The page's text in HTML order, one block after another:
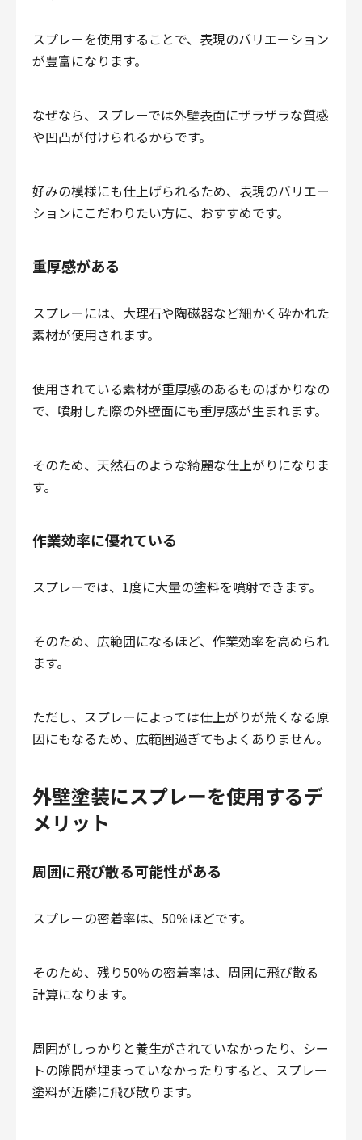
スプレーを使用することで、表現のバリエーション
が豊富になります。
なぜなら、スプレーでは外壁表面にザラザラな質感
や凹凸が付けられるからです。
好みの模様にも仕上げられるため、表現のバリエー
ションにこだわりたい方に、おすすめです。
重厚感がある
スプレーには、大理石や陶磁器など細かく砕かれた
素材が使用されます。
使用されている素材が重厚感のあるものばかりなの
で、噴射した際の外壁面にも重厚感が生まれます。
そのため、天然石のような綺麗な仕上がりになりま
す。
作業効率に優れている
スプレーでは、1度に大量の塗料を噴射できます。
そのため、広範囲になるほど、作業効率を高められ
ます。
ただし、スプレーによっては仕上がりが荒くなる原
因にもなるため、広範囲過ぎてもよくありません。
外壁塗装にスプレーを使用するデ
メリット
周囲に飛び散る可能性がある
スプレーの密着率は、50％ほどです。
そのため、残り50％の密着率は、周囲に飛び散る
計算になります。
周囲がしっかりと養生がされていなかったり、シー
トの隙間が埋まっていなかったりすると、スプレー
塗料が近隣に飛び散ります。